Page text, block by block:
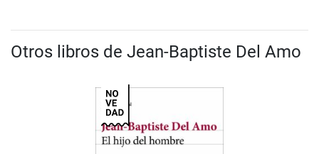
Otros libros de Jean-Baptiste Del Amo